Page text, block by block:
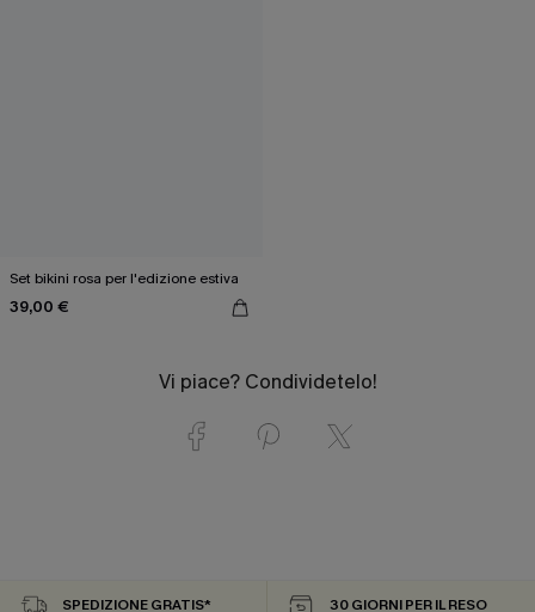
Set bikini rosa per l'edizione estiva
39,00 €
Vi piace? Condividetelo!
SPEDIZIONE GRATIS* 30 GIORNI PER IL RESO